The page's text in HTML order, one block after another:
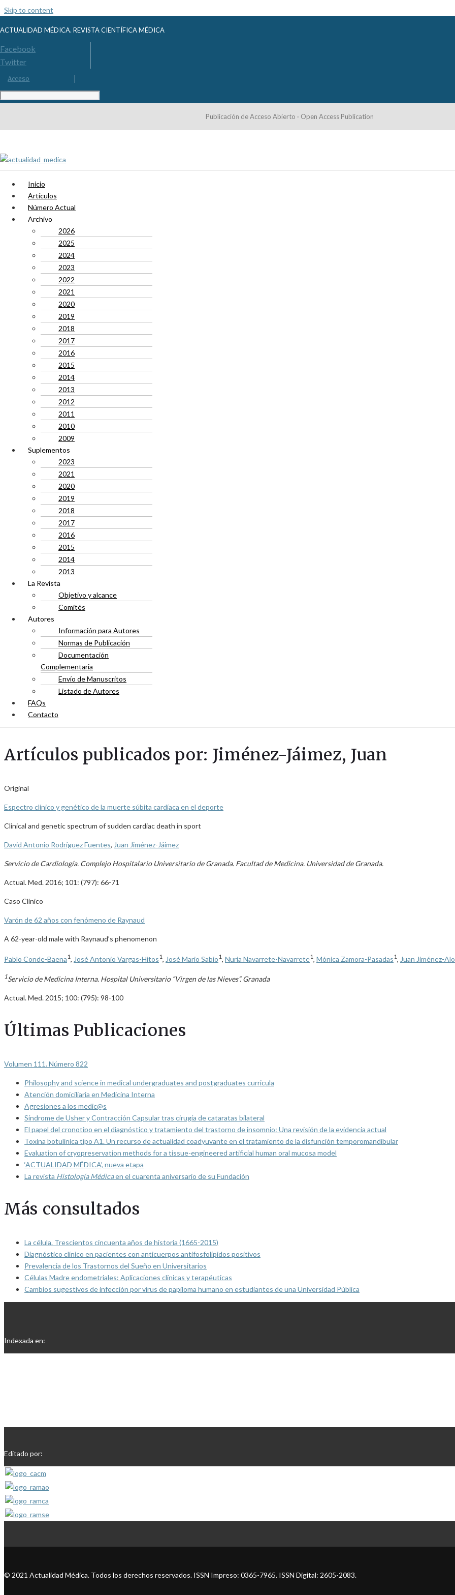
Skip to content
ACTUALIDAD MÉDICA. REVISTA CIENTÍFICA MÉDICA
Facebook
Twitter
Acceso
Publicación de Acceso Abierto · Open Access Publication
Inicio
Artículos
Número Actual
Archivo
2026
2025
2024
2023
2022
2021
2020
2019
2018
2017
2016
2015
2014
2013
2012
2011
2010
2009
Suplementos
2023
2021
2020
2019
2018
2017
2016
2015
2014
2013
La Revista
Objetivo y alcance
Comités
Autores
Información para Autores
Normas de Publicación
Documentación
Complementaria
Envío de Manuscritos
Listado de Autores
FAQs
Contacto
Artículos publicados por: Jiménez-Jáimez, Juan
Original
Espectro clínico y genético de la muerte súbita cardíaca en el deporte
Clinical and genetic spectrum of sudden cardiac death in sport
David Antonio Rodríguez Fuentes, Juan Jiménez-Jáimez
Servicio de Cardiología. Complejo Hospitalario Universitario de Granada. Facultad de Medicina. Universidad de Granada.
Actual. Med. 2016; 101: (797): 66-71
Caso Clínico
Varón de 62 años con fenómeno de Raynaud
A 62-year-old male with Raynaud’s phenomenon
Pablo Conde-Baena1, José Antonio Vargas-Hitos1, José Mario Sabio1, Nuria Navarrete-Navarrete1, Mónica Zamora-Pasadas1, Juan Jiménez-
1Servicio de Medicina Interna. Hospital Universitario “Virgen de las Nieves”. Granada
Actual. Med. 2015; 100: (795): 98-100
Últimas Publicaciones
Volumen 111. Número 822
Philosophy and science in medical undergraduates and postgraduates curricula
Atención domiciliaria en Medicina Interna
Agresiones a los medic@s
Síndrome de Usher y Contracción Capsular tras cirugía de cataratas bilateral
El papel del cronotipo en el diagnóstico y tratamiento del trastorno de insomnio: Una revisión de la evidencia actual
Toxina botulínica tipo A1. Un recurso de actualidad coadyuvante en el tratamiento de la disfunción temporomandibular
Evaluation of cryopreservation methods for a tissue-engineered artificial human oral mucosa model
‘ACTUALIDAD MÉDICA’, nueva etapa
La revista Histología Médicaen el cuarenta aniversario de su Fundación
Más consultados
La célula. Trescientos cincuenta años de historia (1665-2015)
Diagnóstico clínico en pacientes con anticuerpos antifosfolípidos positivos
Prevalencia de los Trastornos del Sueño en Universitarios
Células Madre endometriales: Aplicaciones clínicas y terapéuticas
Cambios sugestivos de infección por virus de papiloma humano en estudiantes de una Universidad Pública
Indexada en:
Editado por:
© 2021 Actualidad Médica. Todos los derechos reservados. ISSN Impreso: 0365-7965. ISSN Digital: 2605-2083.